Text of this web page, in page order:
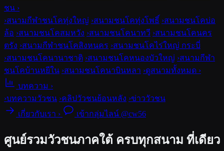
ชน ›
›สนามกีฬาชนโคทุ่งใหญ่ ›สนามชนโคทุ่งโพธิ์ ›สนามชนโคบ่อ
ล้อ ›สนามชนโคสมหวัง ›สนามชนโคนาทวี ›สนามชนโคนคร
ตรัง ›สนามกีฬาชนโคสิงหนคร ›สนามชนโคไร่ใหญ่ กระบี่
›สนามชนโคนานาชาติ ›สนามชนโคหนองบัวใหญ่ ›สนามกีฬา
ชนโคบ้านหยีใน ›สนามชนโคนาบินหลา ›ดูสนามทั้งหมด ›
บทความ ›
›บทความวัวชน ›คลิปวัวชนย้อนหลัง ›ข่าววัวชน
เกี่ยวกับเรา › เข้ากลุ่มไลน์ @cw56
ศูนย์รวมวัวชนภาคใต้ ครบทุกสนาม ที่เดียว